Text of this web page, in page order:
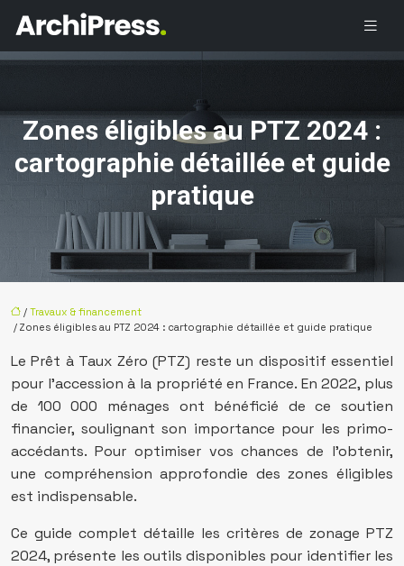
Zones éligibles au PTZ 2024 :
cartographie détaillée et guide
pratique
/ Travaux & financement
/ Zones éligibles au PTZ 2024 : cartographie détaillée et guide pratique
Le Prêt à Taux Zéro (PTZ) reste un dispositif essentiel
pour l’accession à la propriété en France. En 2022, plus
de 100 000 ménages ont bénéficié de ce soutien
financier, soulignant son importance pour les primo-
accédants. Pour optimiser vos chances de l’obtenir,
une compréhension approfondie des zones éligibles
est indispensable.
Ce guide complet détaille les critères de zonage PTZ
2024, présente les outils disponibles pour identifier les